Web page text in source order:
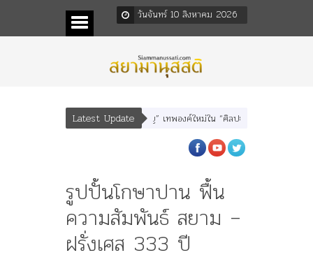
วันจันทร์ 10 สิงหาคม 2026
Latest Update
เทพบุตร” และ “เทพีรัฐธรรมนูญ” เทพองค์ใหม่ใน “ศิลปะคณะราษฎร”
รูปปั้นโกษาปาน ฟื้น
ความสัมพันธ์ สยาม –
ฝรั่งเศส 333 ปี